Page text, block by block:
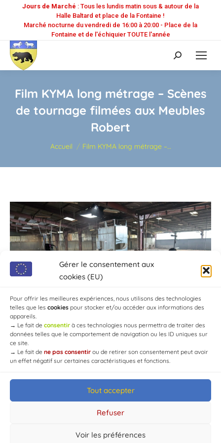
Gérer le consentement aux
cookies (EU)
Pour offrir les meilleures expériences, nous utilisons des technologies
telles que les cookies pour stocker et/ou accéder aux informations des
appareils.
→ Le fait de consentir à ces technologies nous permettra de traiter des
données telles que le comportement de navigation ou les ID uniques sur
ce site.
→ Le fait de ne pas consentir ou de retirer son consentement peut avoir
un effet négatif sur certaines caractéristiques et fonctions.
Tout accepter
Refuser
Voir les préférences
Jours de Marché : Tous les lundis matin sous & autour de la
Halle Baltard et place de la Fontaine !
Marché nocturne du vendredi de 16:00 à 20:00 - Place de la
Fontaine et de l'échiquier TOUTE l'année
Recherche
:
Film KYMA long métrage – Scènes
de tournage filmées aux Meubles
Robert
Vous êtes ici :
Accueil Film KYMA long métrage –…
© Mairie de Chaource [2004-2024] | Tous droits réservés.
Developed byWEB3-DESIGN